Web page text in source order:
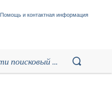
Помощь и контактная информация